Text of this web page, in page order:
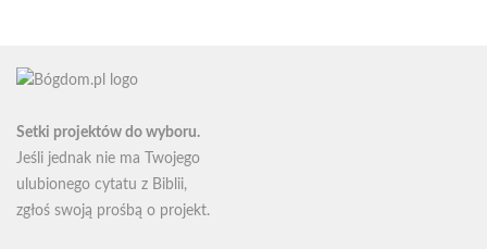
Setki projektów do wyboru.
Jeśli jednak nie ma Twojego
ulubionego cytatu z Biblii,
zgłoś swoją prośbą o projekt.